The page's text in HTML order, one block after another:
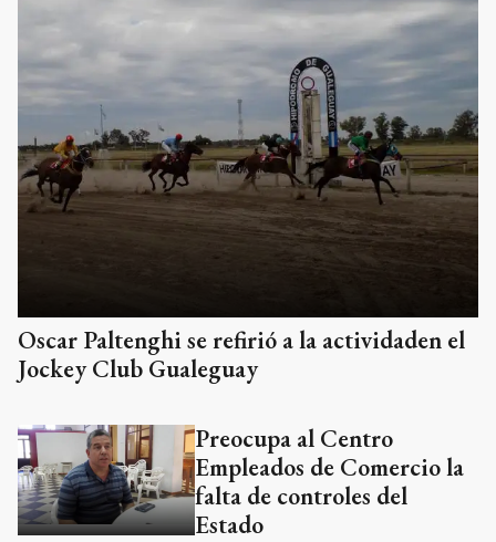
Oscar Paltenghi se refirió a la actividaden el
Jockey Club Gualeguay
Preocupa al Centro
Empleados de Comercio la
falta de controles del
Estado